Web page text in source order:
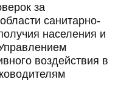
за
санитарно-
населения и
воздействия в